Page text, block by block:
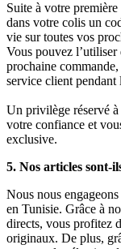
Suite à votre
dans votre colis un
vie sur toutes vos
Vous pouvez
prochaine
service client pendant
Un privilège réservé
votre confiance et
exclusive.
5. Nos articles sont-
Nous nous
en Tunisie. Grâce à
directs, vous profitez
originaux. De plus,